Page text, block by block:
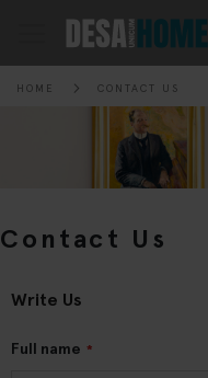
HOME CONTACT US
Contact Us
Write Us
Full name